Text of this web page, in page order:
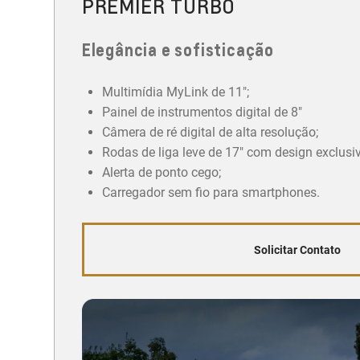
PREMIER TURBO
Elegância e sofisticação
Multimídia MyLink de 11";
Painel de instrumentos digital de 8"
Câmera de ré digital de alta resolução;
Rodas de liga leve de 17" com design
Alerta de ponto cego;
Carregador sem fio para smartphones.
Solicitar Contato